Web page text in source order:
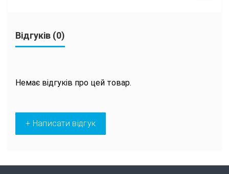
Відгуків (0)
Немає відгуків про цей товар.
+ Написати відгук